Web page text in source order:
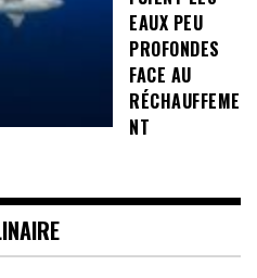
EAUX PEU
PROFONDES
FACE AU
RÉCHAUFFEME
NT